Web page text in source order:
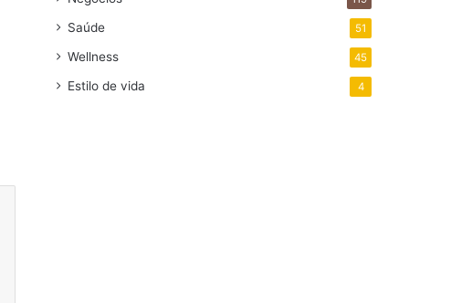
Saúde 51
Wellness 45
Estilo de vida 4